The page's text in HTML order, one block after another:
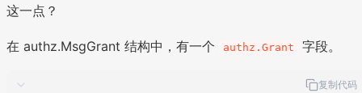
这一点？
在 authz.MsgGrant 结构中，有一个 authz.Grant 字段。
复制代码